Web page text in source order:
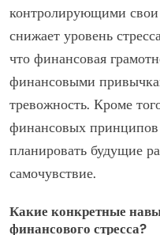
контролирующими
снижает уровень
что финансовая
финансовыми
тревожность. Кроме
финансовых принципов
планировать будущие
самочувствие.
Какие конкретные
финансового стресса?